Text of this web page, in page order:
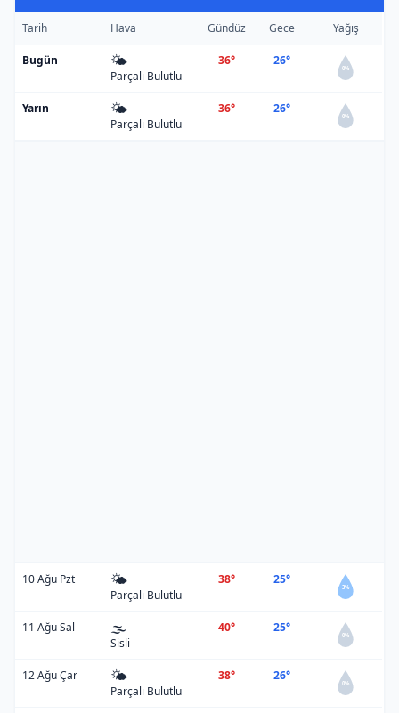
Tarih Hava Gündüz Gece Yağış
Bugün 🌤️
Parçalı Bulutlu
36° 26°
0%
Yarın 🌤️
Parçalı Bulutlu
36° 26°
0%
10 Ağu Pzt 🌤️
Parçalı Bulutlu
38° 25°
3%
11 Ağu Sal 🌫️
Sisli
40° 25°
0%
12 Ağu Çar 🌤️
Parçalı Bulutlu
38° 26°
0%